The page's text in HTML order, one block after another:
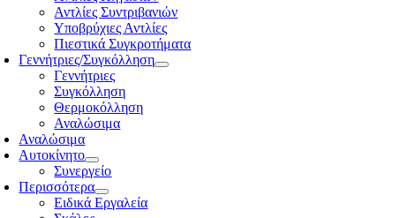
Αντλίες Συντριβανιών
Υποβρύχιες Αντλίες
Πιεστικά Συγκροτήματα
Γεννήτριες/Συγκόλληση
Γεννήτριες
Συγκόλληση
Θερμοκόλληση
Αναλώσιμα
Αναλώσιμα
Αυτοκίνητο
Συνεργείο
Περισσότερα
Ειδικά Εργαλεία